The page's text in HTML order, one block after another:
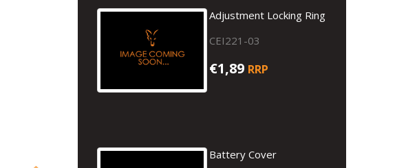
Adjustment Locking Ring
CEI221-03
€1,89 RRP
Battery Cover